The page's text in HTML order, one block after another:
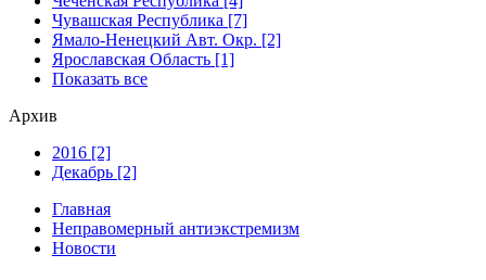
Чувашская Республика [7]
Ямало-Ненецкий Авт. Окр. [2]
Ярославская Область [1]
Показать все
Архив
2016 [2]
Декабрь [2]
Главная
Неправомерный антиэкстремизм
Новости